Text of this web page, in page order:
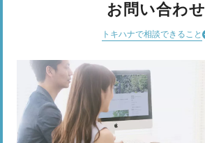
お問い合わせ
トキハナで相談できること